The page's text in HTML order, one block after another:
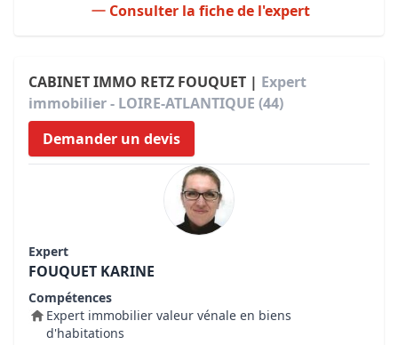
Consulter la fiche de l'expert
CABINET IMMO RETZ FOUQUET | Expert
immobilier - LOIRE-ATLANTIQUE (44)
Demander un devis
Expert
FOUQUET KARINE
Compétences
Expert immobilier valeur vénale en biens
d'habitations